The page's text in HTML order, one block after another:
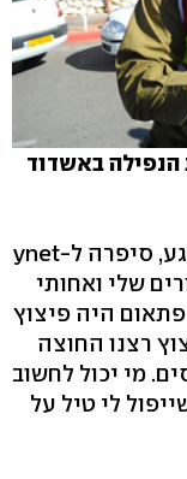
באשדוד
אור בת ה-14, המתגוררת בבניין שנפגע, סיפרה ל-ynet
שלי ואחותי
פתאום היה פיצוץ
רצנו החוצה
מי יכול לחשוב
לי טיל על